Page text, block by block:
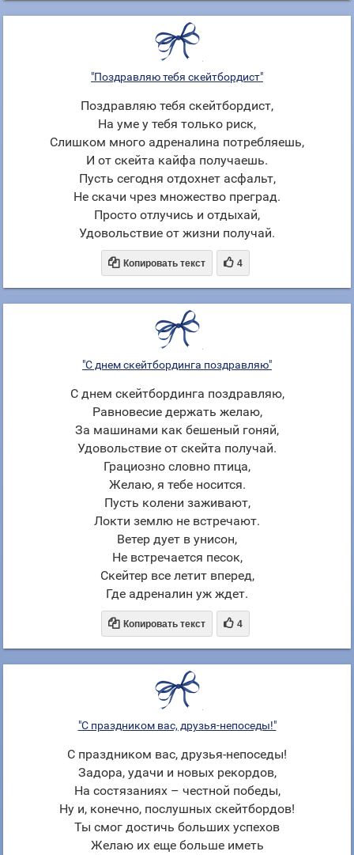
"Поздравляю тебя скейтбордист"
Поздравляю тебя скейтбордист,
На уме у тебя только риск,
Слишком много адреналина потребляешь,
И от скейта кайфа получаешь.
Пусть сегодня отдохнет асфальт,
Не скачи чрез множество преград.
Просто отлучись и отдыхай,
Удовольствие от жизни получай.
 Копировать текст  4
"С днем скейтбординга поздравляю"
С днем скейтбординга поздравляю,
Равновесие держать желаю,
За машинами как бешеный гоняй,
Удовольствие от скейта получай.
Грациозно словно птица,
Желаю, я тебе носится.
Пусть колени заживают,
Локти землю не встречают.
Ветер дует в унисон,
Не встречается песок,
Скейтер все летит вперед,
Где адреналин уж ждет.
 Копировать текст  4
"С праздником вас, друзья-непоседы!"
С праздником вас, друзья-непоседы!
Задора, удачи и новых рекордов,
На состязаниях – честной победы,
Ну и, конечно, послушных скейтбордов!
Ты смог достичь больших успехов
Желаю их еще больше иметь